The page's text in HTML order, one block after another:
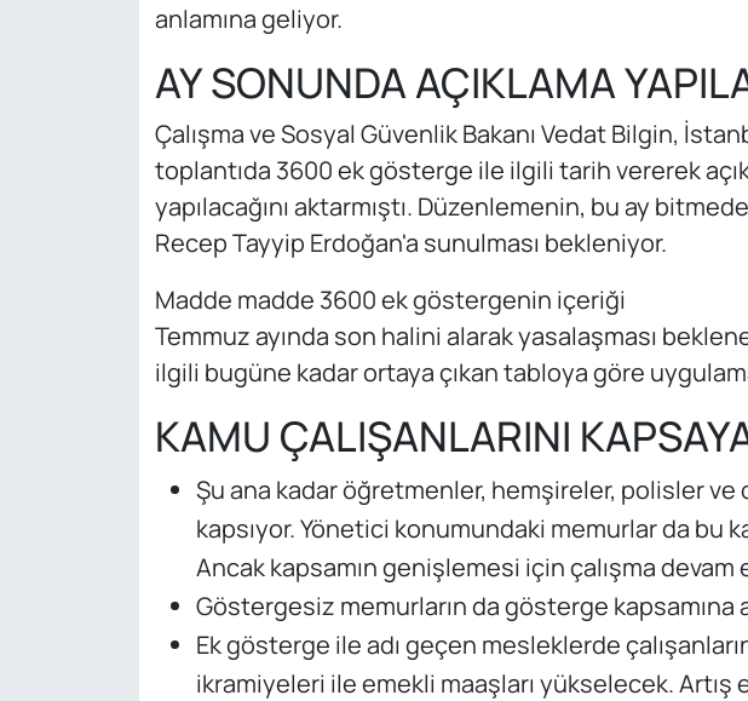
anlamına geliyor.
AY SONUNDA AÇIKLAMA
Çalışma ve Sosyal Güvenlik Bakanı Vedat Bilgin,
toplantıda 3600 ek gösterge ile ilgili tarih vererek
yapılacağını aktarmıştı. Düzenlemenin, bu ay
Recep Tayyip Erdoğan'a sunulması bekleniyor.
Madde madde 3600 ek göstergenin içeriği
Temmuz ayında son halini alarak yasalaşması
ilgili bugüne kadar ortaya çıkan tabloya göre
KAMU ÇALIŞANLARINI
Şu ana kadar öğretmenler, hemşireler, polisler ve
kapsıyor. Yönetici konumundaki memurlar da bu
Ancak kapsamın genişlemesi için çalışma devam
Göstergesiz memurların da gösterge kapsamına
Ek gösterge ile adı geçen mesleklerde
ikramiyeleri ile emekli maaşları yükselecek.